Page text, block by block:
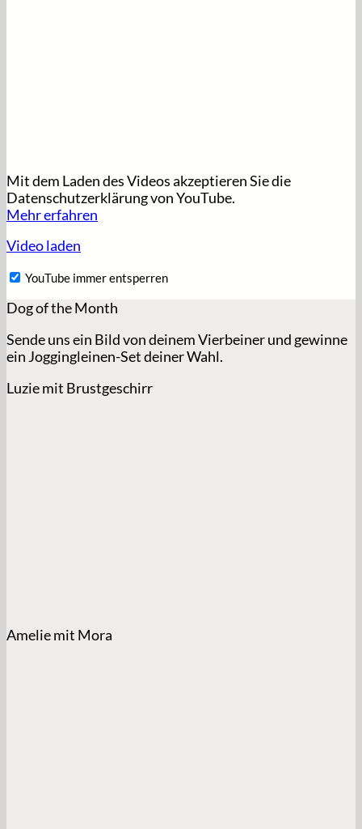
Mit dem Laden des Videos akzeptieren Sie die
Datenschutzerklärung von YouTube.
Mehr erfahren
Video laden
YouTube immer entsperren
Dog of the Month
Sende uns ein Bild von deinem Vierbeiner und gewinne
ein Joggingleinen-Set deiner Wahl.
Luzie mit Brustgeschirr
Amelie mit Mora